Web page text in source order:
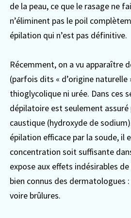
de la peau, ce que le rasage ne
n’éliminent pas le poil
épilation qui n’est pas définitive.
Récemment, on a vu apparaître
(parfois dits « d’origine naturelle
thioglycolique ni urée. Dans ces
dépilatoire est seulement assuré
caustique (hydroxyde de
épilation efficace par la soude, il
concentration soit suffisante
expose aux effets indésirables
bien connus des dermatologues
voire brûlures.